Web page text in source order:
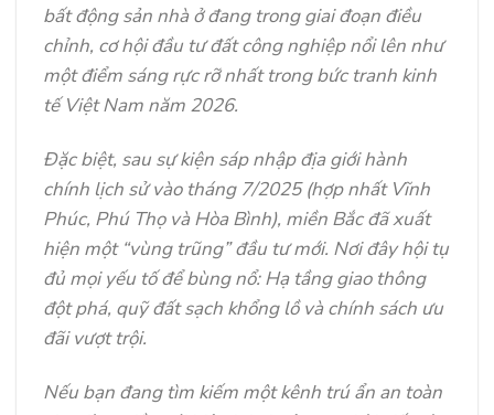
bất động sản nhà ở đang trong giai đoạn điều
chỉnh, cơ hội đầu tư đất công nghiệp nổi lên như
một điểm sáng rực rỡ nhất trong bức tranh kinh
tế Việt Nam năm 2026.
Đặc biệt, sau sự kiện sáp nhập địa giới hành
chính lịch sử vào tháng 7/2025 (hợp nhất Vĩnh
Phúc, Phú Thọ và Hòa Bình), miền Bắc đã xuất
hiện một “vùng trũng” đầu tư mới. Nơi đây hội tụ
đủ mọi yếu tố để bùng nổ: Hạ tầng giao thông
đột phá, quỹ đất sạch khổng lồ và chính sách ưu
đãi vượt trội.
Nếu bạn đang tìm kiếm một kênh trú ẩn an toàn